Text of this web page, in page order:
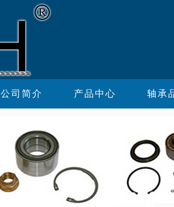
公司简介 产品中心 轴承